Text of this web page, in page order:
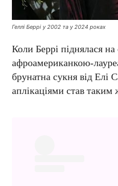
Геллі Беррі у 2002 та у 2024 роках
Коли Беррі піднялася
афроамериканкою-
брунатна сукня від Елі
аплікаціями став